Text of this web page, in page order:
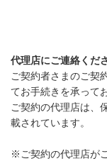
代理店にご連絡くだ
ご契約者さまのご契
てお手続きを承って
ご契約の代理店は、
載されています。
※ご契約の代理店が